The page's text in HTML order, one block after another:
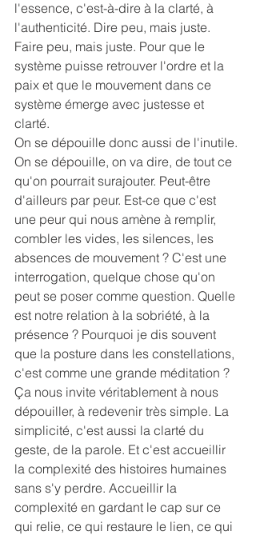
l'essence, c'est-à-dire à la clarté, à
l'authenticité. Dire peu, mais juste.
Faire peu, mais juste. Pour que le
système puisse retrouver l'ordre et la
paix et que le mouvement dans ce
système émerge avec justesse et
clarté.
On se dépouille donc aussi de l'inutile.
On se dépouille, on va dire, de tout ce
qu'on pourrait surajouter. Peut-être
d'ailleurs par peur. Est-ce que c'est
une peur qui nous amène à remplir,
combler les vides, les silences, les
absences de mouvement ? C'est une
interrogation, quelque chose qu'on
peut se poser comme question. Quelle
est notre relation à la sobriété, à la
présence ? Pourquoi je dis souvent
que la posture dans les constellations,
c'est comme une grande méditation ?
Ça nous invite véritablement à nous
dépouiller, à redevenir très simple. La
simplicité, c'est aussi la clarté du
geste, de la parole. Et c'est accueillir
la complexité des histoires humaines
sans s'y perdre. Accueillir la
complexité en gardant le cap sur ce
qui relie, ce qui restaure le lien, ce qui